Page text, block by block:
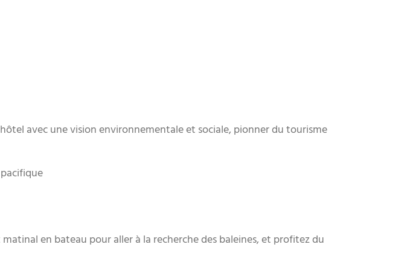
avec une vision environnementale et sociale, pionner du tourisme
matinal en bateau pour aller à la recherche des baleines, et profitez du